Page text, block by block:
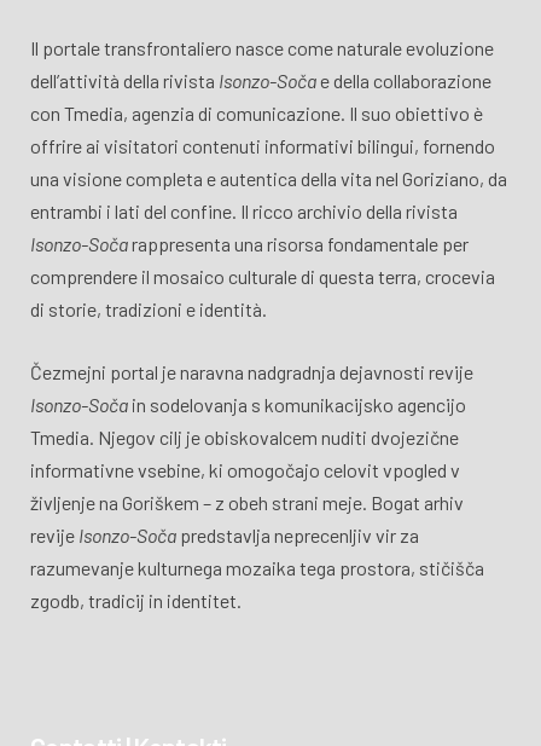
Il portale transfrontaliero nasce come naturale evoluzione
dell’attività della rivista Isonzo-Sočae della collaborazione
con Tmedia, agenzia di comunicazione. Il suo obiettivo è
offrire ai visitatori contenuti informativi bilingui, fornendo
una visione completa e autentica della vita nel Goriziano, da
entrambi i lati del confine. Il ricco archivio della rivista
Isonzo-Sočarappresenta una risorsa fondamentale per
comprendere il mosaico culturale di questa terra, crocevia
di storie, tradizioni e identità.
Čezmejni portal je naravna nadgradnja dejavnosti revije
Isonzo-Soča in sodelovanja s komunikacijsko agencijo
Tmedia. Njegov cilj je obiskovalcem nuditi dvojezične
informativne vsebine, ki omogočajo celovit vpogled v
življenje na Goriškem – z obeh strani meje. Bogat arhiv
revije Isonzo-Soča predstavlja neprecenljiv vir za
razumevanje kulturnega mozaika tega prostora, stičišča
zgodb, tradicij in identitet.